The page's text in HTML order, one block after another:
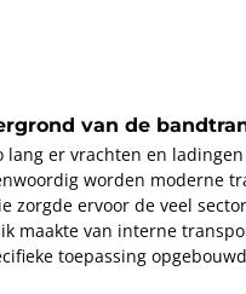
van de
er vrachten en
worden moderne
zorgde ervoor de veel
maakte van interne
toepassing